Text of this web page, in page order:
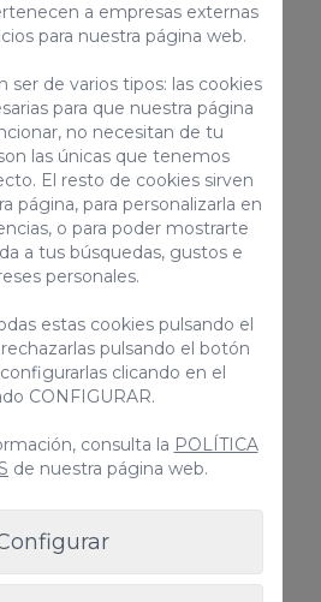
kilómetros tiene un
de 245 metros y uno
llegando a una altura de
en un tope de 8
empezarán desde
pasando por
a la anterior, pero está
a empresas externas
para nuestra página web.
ser de varios tipos: las cookies
para que nuestra página
no necesitan de tu
las únicas que tenemos
El resto de cookies sirven
página, para personalizarla en
o para poder mostrarte
a tus búsquedas, gustos e
personales.
estas cookies pulsando el
pulsando el botón
clicando en el
CONFIGURAR.
consulta la POLÍTICA
de nuestra página web.